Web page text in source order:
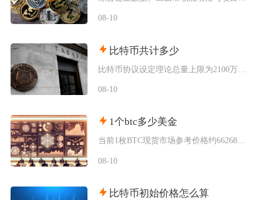
08-10
比特币共计多少
08-10
1个btc多少美金
当前1枚BTC现货市场参考价格约66268美元，该价格为综合多家主流交易平台加权形成的市场
08-10
比特币初始价格怎么算